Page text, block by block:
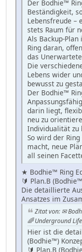
Der Bodhie™
Beständigkeit,
Lebensfreude –
stets Raum für
Als Backup-
Ring daran,
das
Die
Lebens wider
bewusst zu
Der Bodhie™
darin liegt,
neu zu
Individualität zu
So wird der
macht, neue
all seinen
★ Bodhie™ Ring
🔰 Plan.B
Die detaillierte
Ansatzes im
Zitat von: ✉
🌈 Underground
Hier ist die
(Bodhie™)
🔰 Plan.B